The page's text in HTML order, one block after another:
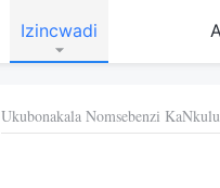
Izincwadi
Ukubonakala Nomsebenzi